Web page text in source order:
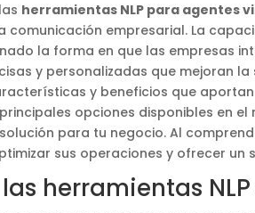
herramientas NLP para agentes
comunicación empresarial. La
la forma en que las empresas
y personalizadas que mejoran
y beneficios que
opciones disponibles en
para tu negocio. Al
sus operaciones y ofrecer un
herramientas